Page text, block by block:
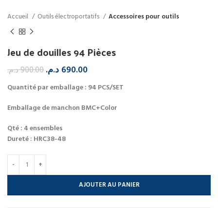
Accueil Outils électroportatifs Accessoires pour outils
Jeu de douilles 94 Pièces
900.00د.م. 690.00 د.م.
Quantité par emballage : 94 PCS/SET
Emballage de manchon BMC+Color
Qté : 4 ensembles
Dureté : HRC38-48
AJOUTER AU PANIER